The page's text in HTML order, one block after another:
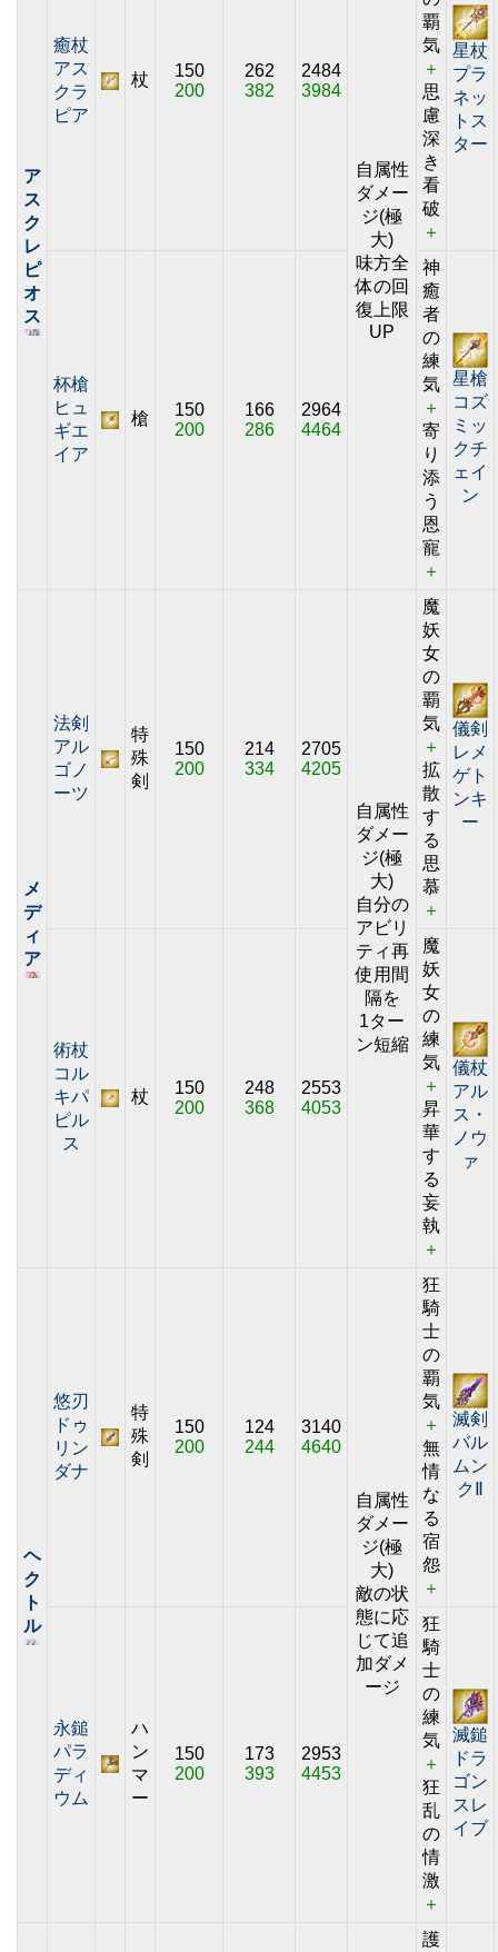
ア
ス
ク
レ
ピ
オ
ス
癒杖
アス
クラ
ピア
杖
150
200
262
382
2484
3984
自属性
ダメー
ジ(極
大)
味方全
体の回
復上限
UP
覇
気
＋
思
慮
深
き
看
破
＋
星杖
プラ
ネッ
トス
ター
杯槍
ヒュ
ギエ
イア
槍
150
200
166
286
2964
4464
神
癒
者
の
練
気
＋
寄
り
添
う
恩
寵
＋
星槍
コズ
ミッ
クチ
ェイ
ン
メ
デ
ィ
ア
法剣
アル
ゴノ
ーツ
特
殊
剣
150
200
214
334
2705
4205
自属性
ダメー
ジ(極
大)
自分の
アビリ
ティ再
使用間
隔を
1ター
ン短縮
魔
妖
女
の
覇
気
＋
拡
散
す
る
思
慕
＋
儀剣
レメ
ゲト
ンキ
ー
術杖
コル
キパ
ピル
ス
杖
150
200
248
368
2553
4053
魔
妖
女
の
練
気
＋
昇
華
す
る
妄
執
＋
儀杖
アル
ス・
ノウ
ァ
ヘ
ク
ト
ル
悠刃
ドゥ
リン
ダナ
特
殊
剣
150
200
124
244
3140
4640
自属性
ダメー
ジ(極
大)
敵の状
態に応
じて追
加ダメ
ージ
狂
騎
士
の
覇
気
＋
無
情
な
る
宿
怨
＋
滅剣
バル
ムン
クⅡ
永鎚
パラ
ディ
ウム
ハ
ン
マ
ー
150
200
173
393
2953
4453
狂
騎
士
の
練
気
＋
狂
乱
の
情
激
＋
滅鎚
ドラ
ゴン
スレ
イブ
護